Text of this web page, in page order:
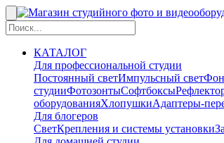
КАТАЛОГ
Для профессиональной студии
Постоянный светИмпульсный свет
студииФотозонтыСофтбоксы
оборудованияХлопушкиАдаптеры-
Для блогеров
СветКрепления и системы установки